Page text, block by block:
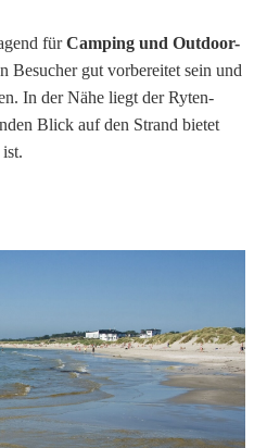
fürCamping und Outdoor-
Besucher gut vorbereitet sein und
In der Nähe liegt der Ryten-
Blick auf den Strand bietet